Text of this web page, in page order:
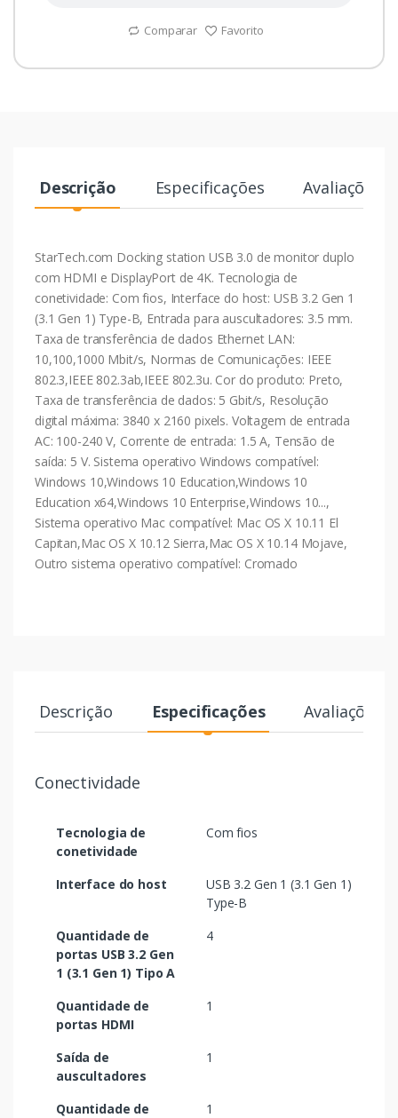
Comparar Favorito
Descrição Especificações Avaliações
StarTech.com Docking station USB 3.0 de monitor duplo
com HDMI e DisplayPort de 4K. Tecnologia de
conetividade: Com fios, Interface do host: USB 3.2 Gen 1
(3.1 Gen 1) Type-B, Entrada para auscultadores: 3.5 mm.
Taxa de transferência de dados Ethernet LAN:
10,100,1000 Mbit/s, Normas de Comunicações: IEEE
802.3,IEEE 802.3ab,IEEE 802.3u. Cor do produto: Preto,
Taxa de transferência de dados: 5 Gbit/s, Resolução
digital máxima: 3840 x 2160 pixels. Voltagem de entrada
AC: 100-240 V, Corrente de entrada: 1.5 A, Tensão de
saída: 5 V. Sistema operativo Windows compatível:
Windows 10,Windows 10 Education,Windows 10
Education x64,Windows 10 Enterprise,Windows 10...,
Sistema operativo Mac compatível: Mac OS X 10.11 El
Capitan,Mac OS X 10.12 Sierra,Mac OS X 10.14 Mojave,
Outro sistema operativo compatível: Cromado
Descrição Especificações Avaliações
Conectividade
Tecnologia de
conetividade
Com fios
Interface do host
USB 3.2 Gen 1 (3.1 Gen 1)
Type-B
Quantidade de
portas USB 3.2 Gen
1 (3.1 Gen 1) Tipo A
4
Quantidade de
portas HDMI
1
Saída de
auscultadores
1
Quantidade de 1